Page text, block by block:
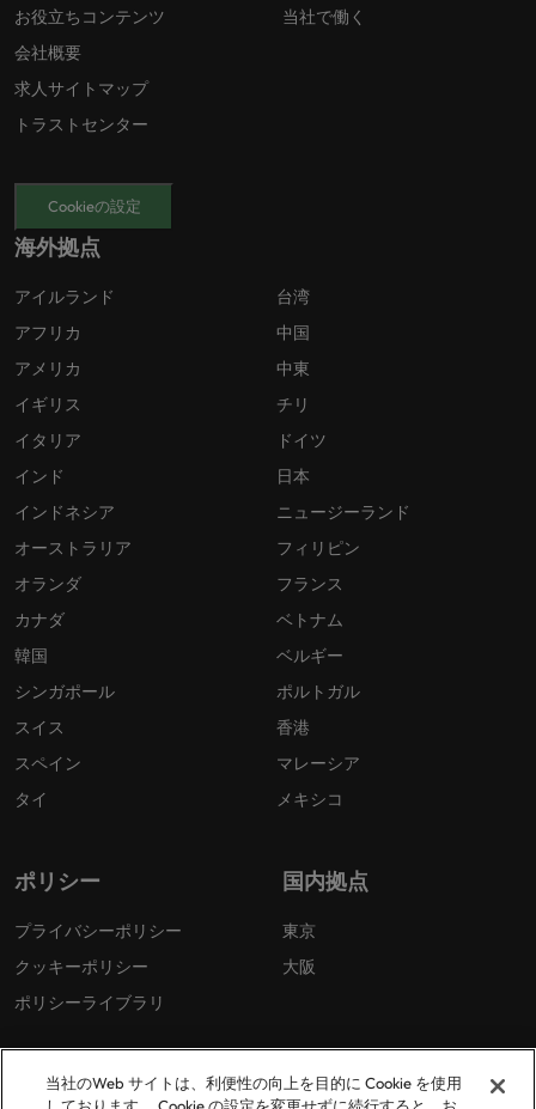
お役立ちコンテンツ
会社概要
求人サイトマップ
トラストセンター
当社で働く
Cookieの設定
海外拠点
アイルランド
アフリカ
アメリカ
イギリス
イタリア
インド
インドネシア
オーストラリア
オランダ
カナダ
韓国
シンガポール
スイス
スペイン
タイ
台湾
中国
中東
チリ
ドイツ
日本
ニュージーランド
フィリピン
フランス
ベトナム
ベルギー
ポルトガル
香港
マレーシア
メキシコ
ポリシー
プライバシーポリシー
クッキーポリシー
ポリシーライブラリ
国内拠点
東京
大阪
当社のWeb サイトは、利便性の向上を目的に Cookie を使用